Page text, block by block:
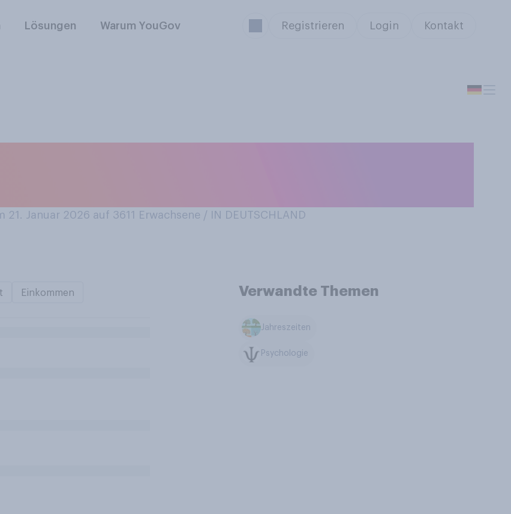
Lösungen Warum YouGov Registrieren Login Kontakt
21. Januar 2026 auf 3611 Erwachsene / IN DEUTSCHLAND
Einkommen Verwandte Themen
Jahreszeiten
Psychologie